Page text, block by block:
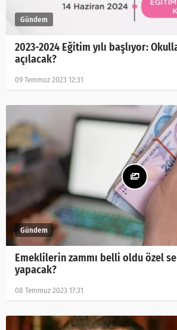
2023-2024 Eğitim yılı başlıyor:
açılacak?
09 Temmuz 2023 12:31
Emeklilerin zammı belli oldu özel
yapacak?
08 Temmuz 2023 17:31